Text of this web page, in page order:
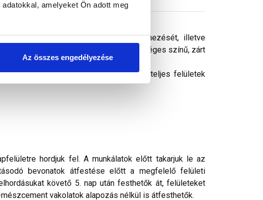
amelyeket Ön adott meg
Az összes engedélyezése
igen nagy homlokzati felületek színezését, illetve
elkészített bevonat időtálló, egységes színű, zárt
Gazdaságosan alkalmazható teljes felületek
hordjuk fel. A munkálatok előtt takarjuk le az
bevonatok átfestése előtt a megfelelő felületi
követő 5. nap után festhetők át, felületeket
vakolatok alapozás nélkül is átfesthetők.